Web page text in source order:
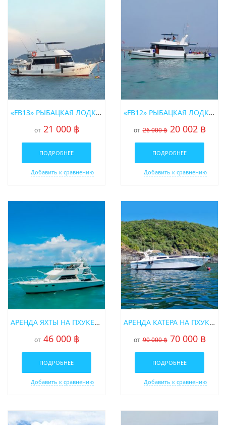
«FB13» РЫБАЦКАЯ ЛОДКА В АРЕНДУ НА ПХУКЕТЕ
от 21 000 ฿
ПОДРОБНЕЕ
Добавить к сравнению
«FB12» РЫБАЦКАЯ ЛОДКА В АРЕНДУ НА ПХУКЕТЕ
от 26 000 ฿ 20 002 ฿
ПОДРОБНЕЕ
Добавить к сравнению
АРЕНДА ЯХТЫ НА ПХУКЕТЕ «SJ-ALINA-SYMBOL 57»
от 46 000 ฿
ПОДРОБНЕЕ
Добавить к сравнению
АРЕНДА КАТЕРА НА ПХУКЕТЕ «CORSICA 40FT»
от 90 000 ฿ 70 000 ฿
ПОДРОБНЕЕ
Добавить к сравнению